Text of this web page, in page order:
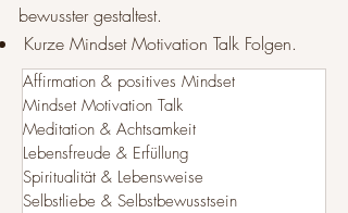
bewusster gestaltest.
Kurze Mindset Motivation Talk Folgen.
Affirmation & positives Mindset
Mindset Motivation Talk
Meditation & Achtsamkeit
Lebensfreude & Erfüllung
Spiritualität & Lebensweise
Selbstliebe & Selbstbewusstsein